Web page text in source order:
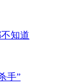
知道
手”